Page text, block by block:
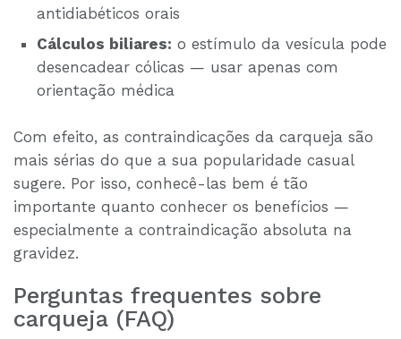
antidiabéticos orais
Cálculos biliares: o estímulo da vesícula pode
desencadear cólicas — usar apenas com
orientação médica
Com efeito, as contraindicações da carqueja são
mais sérias do que a sua popularidade casual
sugere. Por isso, conhecê-las bem é tão
importante quanto conhecer os benefícios —
especialmente a contraindicação absoluta na
gravidez.
Perguntas frequentes sobre
carqueja (FAQ)